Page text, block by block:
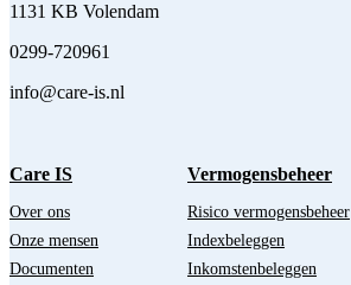
1131 KB Volendam
0299-720961
info@care-is.nl
Care IS
Over ons
Onze mensen
Documenten
Vermogensbeheer
Risico vermogensbeheer
Indexbeleggen
Inkomstenbeleggen